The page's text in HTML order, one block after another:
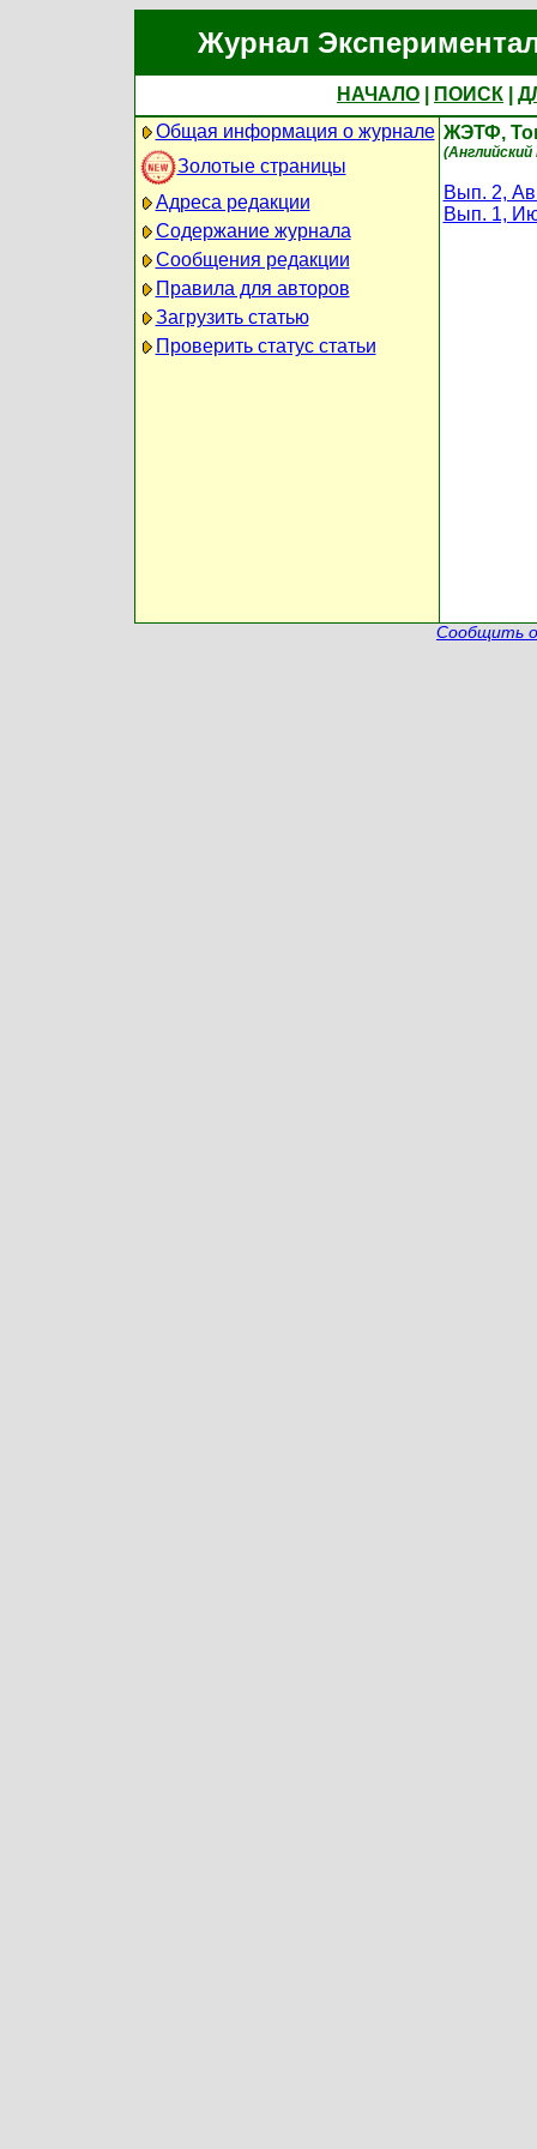
Журнал
НАЧАЛО ПОИСК
Общая информация о журнале
Золотые страницы
Адреса редакции
Содержание журнала
Сообщения редакции
Правила для авторов
Загрузить статью
Проверить статус статьи
ЖЭТФ,
(Английский
Вып. 2,
Вып. 1,
Сообщить о